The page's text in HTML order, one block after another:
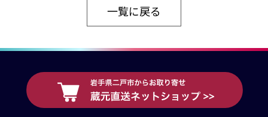
一覧に戻る